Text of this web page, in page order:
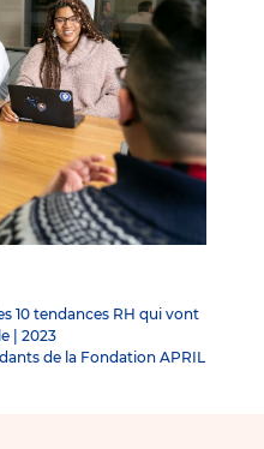
10 tendances RH qui vont
| 2023
de la Fondation APRIL